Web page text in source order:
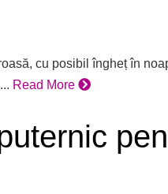
cu posibil îngheț în
Read More